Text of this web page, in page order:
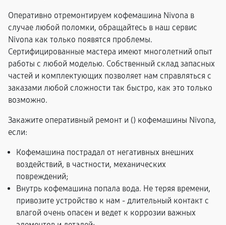
Оперативно отремонтируем кофемашина Nivona в
случае любой поломки, обращайтесь в наш сервис
Nivona как только появятся проблемы.
Сертифицированные мастера имеют многолетний опыт
работы с любой моделью. Собственный склад запасных
частей и комплектующих позволяет нам справляться с
заказами любой сложности так быстро, как это только
возможно.
Закажите оперативный ремонт и () кофемашины Nivona,
если:
Кофемашина пострадал от негативных внешних
воздействий, в частности, механических
повреждений;
Внутрь кофемашина попала вода. Не теряя времени,
привозите устройство к нам - длительный контакт с
влагой очень опасен и ведет к коррозии важных